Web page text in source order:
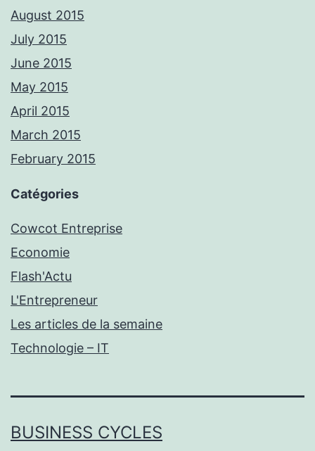
August 2015
July 2015
June 2015
May 2015
April 2015
March 2015
February 2015
Catégories
Cowcot Entreprise
Economie
Flash'Actu
L'Entrepreneur
Les articles de la semaine
Technologie – IT
BUSINESS CYCLES